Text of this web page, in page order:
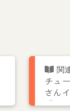
チュ
さん
「ペ